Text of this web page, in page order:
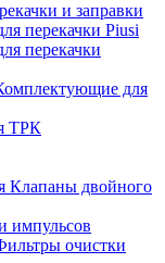
и заправки
перекачки Piusi
перекачки
для
ТРК
Клапаны двойного
импульсов
очистки